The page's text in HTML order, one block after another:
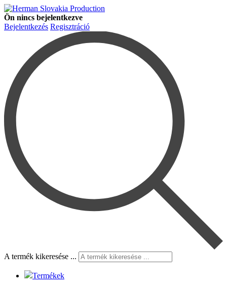
Ön nincs bejelentkezve
Bejelentkezés Regisztráció
A termék kikeresése ...
Termékek